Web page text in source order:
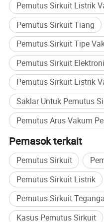
Penyeimbang lonjakan
Melindungi peralatan dari petir
yang berdedikasi siap 24/
sepenuhnya berdasarkan
keandalan dan ketenangan
Di Baoding Sihombe dan
kami menggabungkan
produk, dan layanan yang
untuk menghadirkan
andal dan tangguh di
Pemutus Sirkuit Listrik
Pemutus Sirkuit Tiang
Pemutus Sirkuit Tipe
Pemutus Sirkuit
Pemutus Sirkuit Listrik
Saklar Untuk Pemutus
Pemutus Arus Vakum
Pemasok terkait
Pemutus Sirkuit
Pemutus Sirkuit Listrik
Pemutus Sirkuit
Kasus Pemutus Sirkuit